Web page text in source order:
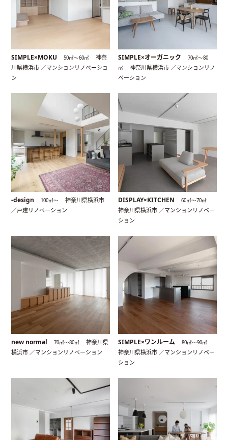
SIMPLE×MOKU 50㎡〜60㎡
神奈
川県横浜市 ／マンションリノベーショ
ン
SIMPLE×オーガニック
70㎡〜80
㎡
神奈川県横浜市 ／マンションリノ
ベーション
-design 100㎡〜
神奈川県横浜市
／戸建リノベーション
DISPLAY×KITCHEN 60㎡〜70㎡
神奈川県横浜市 ／マンションリノベー
ション
new normal 70㎡〜80㎡
神奈川県
横浜市 ／マンションリノベーション
SIMPLE×ワンルーム 80㎡〜90㎡
神奈川県横浜市 ／マンションリノベー
ション